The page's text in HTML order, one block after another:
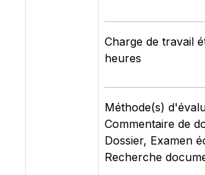
Charge de travail
heures
Méthode(s)
Commentaire de
Dossier, Examen
Recherche